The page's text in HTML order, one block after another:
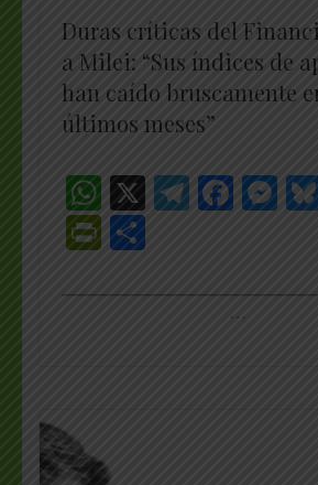
Duras críticas del
a Milei: “Sus índices de
han caído bruscamente
últimos meses”
WhatsApp
X
PrintFriendly